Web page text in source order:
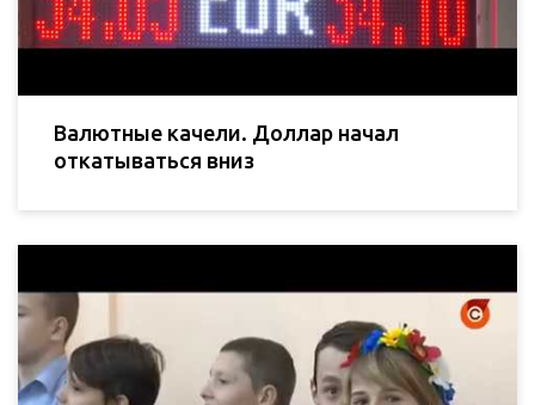
Валютные качели. Доллар начал
откатываться вниз